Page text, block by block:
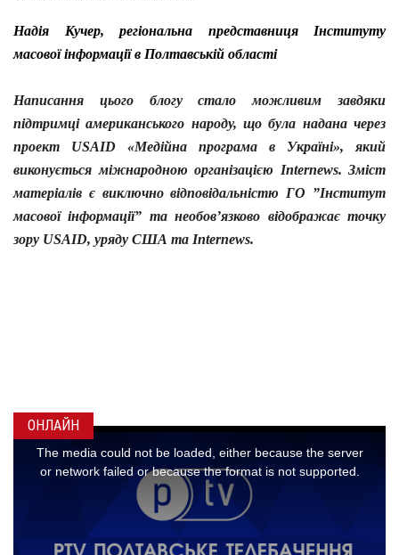
Надія Кучер, регіональна представниця Інституту
масової інформації в Полтавській області
Написання цього блогу стало можливим завдяки
підтримці американського народу, що була надана через
проект USAID «Медійна програма в Україні», який
виконується міжнародною організацією Internews. Зміст
матеріалів є виключно відповідальністю ГО ”Інститут
масової інформації” та необов’язково відображає точку
зору USAID, уряду США та Internews.
ОНЛАЙН